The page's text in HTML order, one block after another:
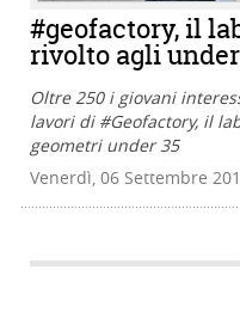
#geofactory, il
rivolto agli
Oltre 250 i giovani
lavori di #Geofactory, il
geometri under 35
Venerdì, 06 Settembre